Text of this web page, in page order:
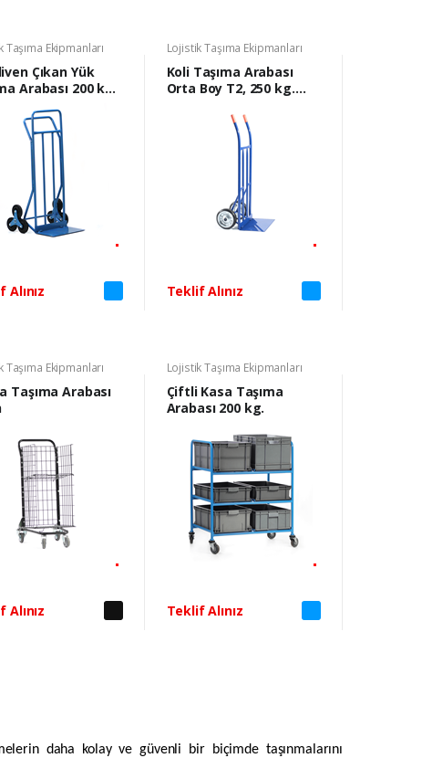
Taşıma Ekipmanları
Çıkan Yük
Arabası 200 kg.
Alınız
Lojistik Taşıma Ekipmanları
Koli Taşıma Arabası
Orta Boy T2, 250 kg.
Teklif Alınız
Taşıma Ekipmanları
Taşıma Arabası
Alınız
Lojistik Taşıma Ekipmanları
Çiftli Kasa Taşıma
Arabası 200 kg.
Teklif Alınız
daha kolay ve güvenli bir biçimde taşınmalarını